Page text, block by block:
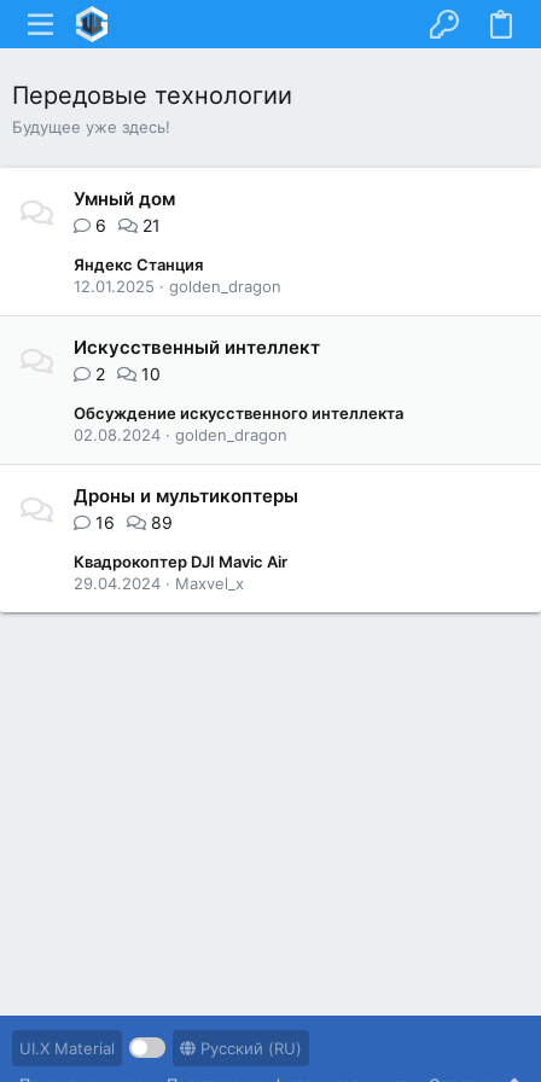
Передовые технологии
Будущее уже здесь!
Умный дом
6 21
Яндекс Станция
12.01.2025
golden_dragon
Искусственный интеллект
2 10
Обсуждение искусственного интеллекта
02.08.2024
golden_dragon
Дроны и мультикоптеры
16 89
Квадрокоптер DJI Mavic Air
29.04.2024
Maxvel_x
UI.X Material
Русский (RU)